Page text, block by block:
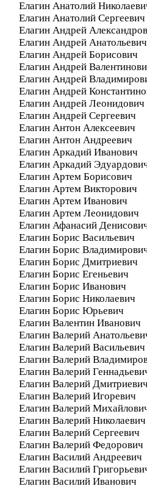
Елагин Анатолий
Елагин Анатолий Сергеевич
Елагин Андрей
Елагин Андрей Анатольевич
Елагин Андрей Борисович
Елагин Андрей
Елагин Андрей
Елагин Андрей
Елагин Андрей Леонидович
Елагин Андрей Сергеевич
Елагин Антон Алексеевич
Елагин Антон Андреевич
Елагин Аркадий Иванович
Елагин Аркадий
Елагин Артем Борисович
Елагин Артем Викторович
Елагин Артем Иванович
Елагин Артем Леонидович
Елагин Афанасий
Елагин Борис Васильевич
Елагин Борис
Елагин Борис Дмитриевич
Елагин Борис Егеньевич
Елагин Борис Иванович
Елагин Борис Николаевич
Елагин Борис Юрьевич
Елагин Валентин Иванович
Елагин Валерий
Елагин Валерий Васильевич
Елагин Валерий
Елагин Валерий
Елагин Валерий
Елагин Валерий Игоревич
Елагин Валерий
Елагин Валерий Николаевич
Елагин Валерий Сергеевич
Елагин Валерий Федорович
Елагин Василий Андреевич
Елагин Василий
Елагин Василий Иванович